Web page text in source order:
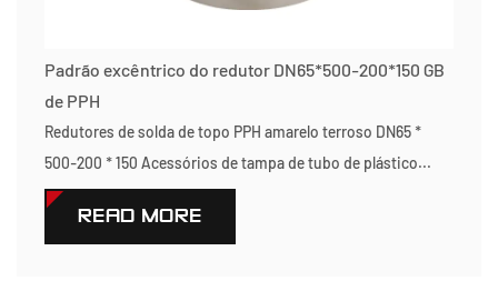
Padrão excêntrico do redutor DN65*500-200*150 GB
de PPH
Redutores de solda de topo PPH amarelo terroso DN65 *
500-200 * 150 Acessórios de tampa de tubo de plástico...
READ MORE